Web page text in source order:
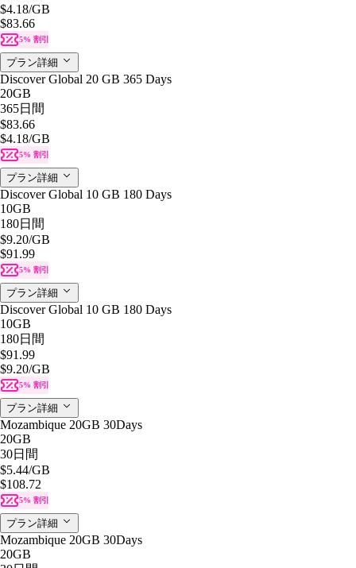
$4.18/GB
$83.66
5% 割引
プラン詳細
Discover Global 20 GB 365 Days
20GB
365日間
$83.66
$4.18/GB
5% 割引
プラン詳細
Discover Global 10 GB 180 Days
10GB
180日間
$9.20/GB
$91.99
5% 割引
プラン詳細
Discover Global 10 GB 180 Days
10GB
180日間
$91.99
$9.20/GB
5% 割引
プラン詳細
Mozambique 20GB 30Days
20GB
30日間
$5.44/GB
$108.72
5% 割引
プラン詳細
Mozambique 20GB 30Days
20GB